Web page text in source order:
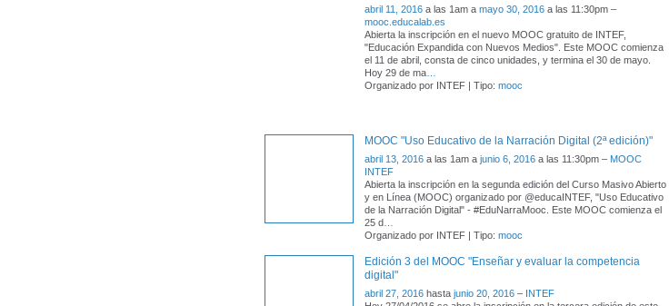
abril 11, 2016 a las 1am a mayo 30, 2016 a las 11:30pm –
mooc.educalab.es
Abierta la inscripción en el nuevo MOOC gratuito de INTEF,
"Educación Expandida con Nuevos Medios". Este MOOC comienza
el 11 de abril, consta de cinco unidades, y termina el 30 de mayo.
Hoy 29 de ma
Organizado por INTEF | Tipo: mooc
MOOC "Uso Educativo de la Narración Digital (2ª edición)"
abril 13, 2016 a las 1am a junio 6, 2016 a las 11:30pm – MOOC
INTEF
Abierta la inscripción en la segunda edición del Curso Masivo Abierto
y en Línea (MOOC) organizado por @educaINTEF, "Uso Educativo
de la Narración Digital" - #EduNarraMooc. Este MOOC comienza el
25 d
Organizado por INTEF | Tipo: mooc
Edición 3 del MOOC "Enseñar y evaluar la competencia
digital"
abril 27, 2016 hasta junio 20, 2016 – INTEF